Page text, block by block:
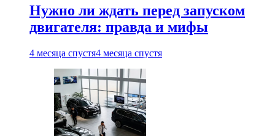
Нужно ли ждать перед запуском
двигателя: правда и мифы
4 месяца спустя4 месяца спустя